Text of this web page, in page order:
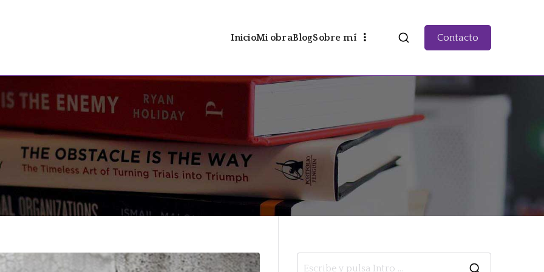
InicioMi obraBlogSobre mí Contacto